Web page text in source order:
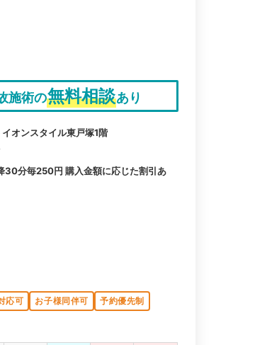
施術の無料相談あり
オンスタイル東戸塚1階
分毎250円 購入金額に応じた割引あ
応可 お子様同伴可
予約優先制